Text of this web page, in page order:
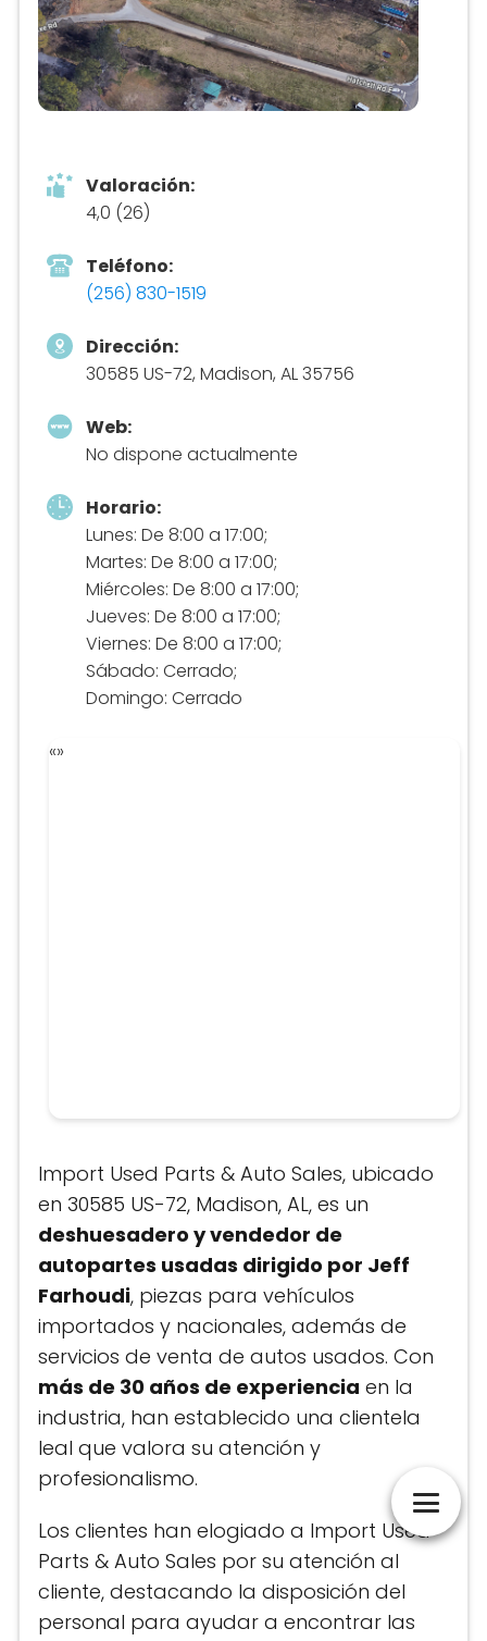
Valoración:
4,0 (26)
Teléfono:
(256) 830-1519
Dirección:
30585 US-72, Madison, AL 35756
Web:
No dispone actualmente
Horario:
Lunes: De 8:00 a 17:00;
Martes: De 8:00 a 17:00;
Miércoles: De 8:00 a 17:00;
Jueves: De 8:00 a 17:00;
Viernes: De 8:00 a 17:00;
Sábado: Cerrado;
Domingo: Cerrado
«»
Import Used Parts & Auto Sales, ubicado
en 30585 US-72, Madison, AL, es un
deshuesadero y vendedor de
autopartes usadas dirigido por Jeff
Farhoudi, piezas para vehículos
importados y nacionales, además de
servicios de venta de autos usados. Con
más de 30 años de experiencia en la
industria, han establecido una clientela
leal que valora su atención y
profesionalismo.
Los clientes han elogiado a Import Used
Parts & Auto Sales por su atención al
cliente, destacando la disposición del
personal para ayudar a encontrar las